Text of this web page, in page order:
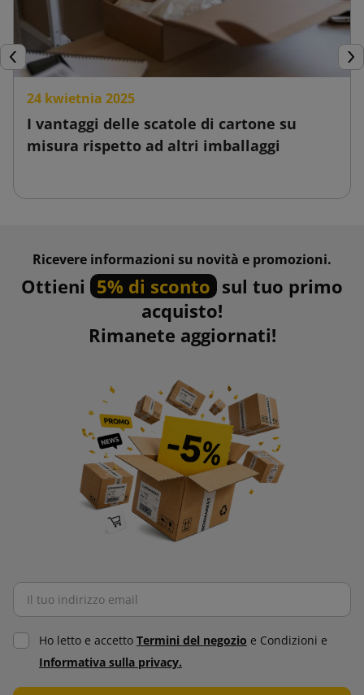
Precedente
24 kwietnia 2025
I vantaggi delle scatole di cartone su
misura rispetto ad altri imballaggi
Ricevere informazioni su novità e promozioni.
Ottieni 5% di sconto sul tuo primo
acquisto!
Rimanete aggiornati!
Ho letto e accetto Termini del negozio e Condizioni e
Informativa sulla privacy.